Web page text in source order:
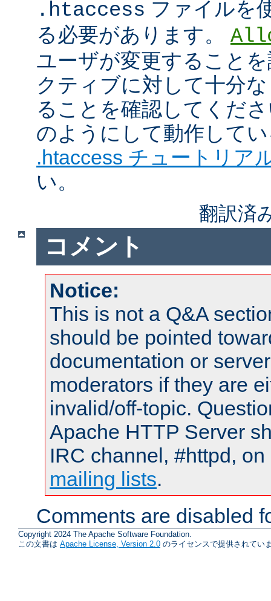
.htaccess ファイルを
る必要があります。
ユーザが変更すること
クティブに対して十分
ることを確認してくだ
のようにして動作して
.htaccess チュートリア
い。
翻訳済
コメント
Notice:
This is not a Q&A
should be pointed
documentation or
moderators if they are
invalid/off-topic.
Apache HTTP Server
IRC channel, #httpd,
mailing lists.
Comments are disabled
Copyright 2024 The Apache Software Foundation.
この文書は Apache License, Version 2.0 のライセンスで提供されてい